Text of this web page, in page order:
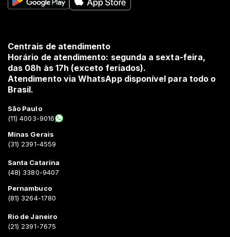
Centrais de atendimento
Horário de atendimento: segunda a sexta-feira,
das 08h às 17h (exceto feriados).
Atendimento via WhatsApp disponível para todo o
Brasil.
São Paulo
(11) 4003-9016
Minas Gerais
(31) 2391-4559
Santa Catarina
(48) 3380-9407
Pernambuco
(81) 3264-1780
Rio de Janeiro
(21) 2391-7675